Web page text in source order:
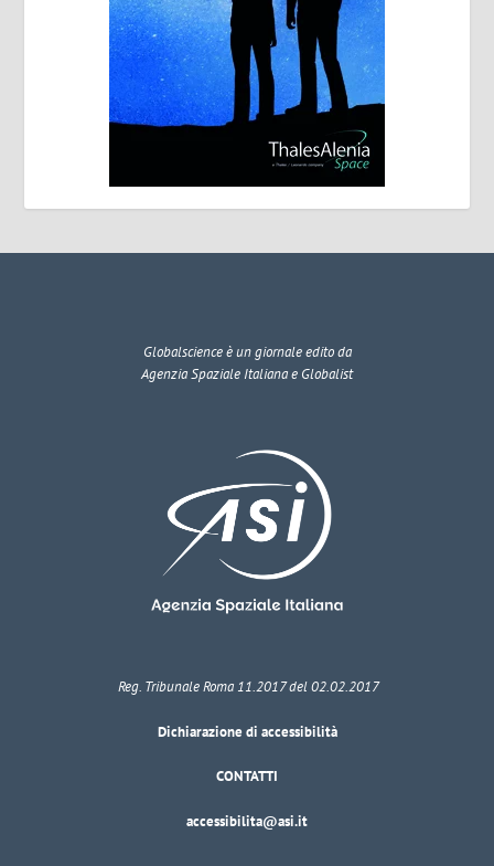
Globalscienceè un giornale edito da
Agenzia Spaziale Italiana e Globalist
Reg. Tribunale Roma 11.2017 del 02.02.2017
Dichiarazione di accessibilità
CONTATTI
accessibilita@asi.it